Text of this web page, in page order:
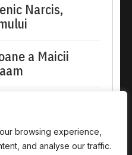
browsing experience,
and analyse our traffic.
Narcis,
a Maicii
în site-ul tău!